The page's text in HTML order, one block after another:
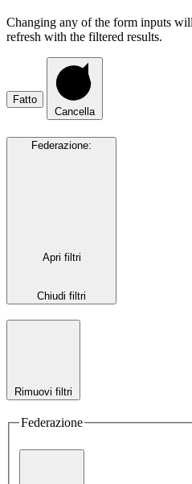
Changing any of the form inputs
refresh with the filtered results.
Fatto
Cancella
Federazione:
Apri filtri
Chiudi filtri
Rimuovi filtri
Federazione